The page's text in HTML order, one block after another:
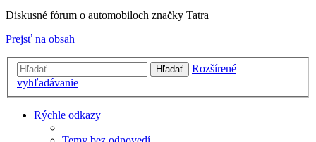
Diskusné fórum o automobiloch značky Tatra
Prejsť na obsah
Hľadať
Rozšírené
vyhľadávanie
Rýchle odkazy